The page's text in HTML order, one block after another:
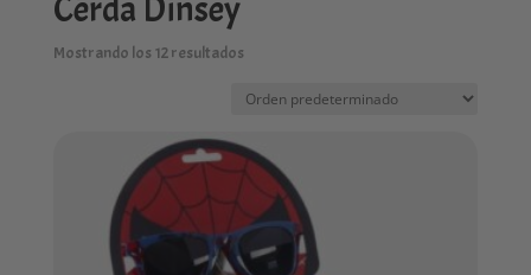
Cérda Dinsey
Mostrando los 12 resultados